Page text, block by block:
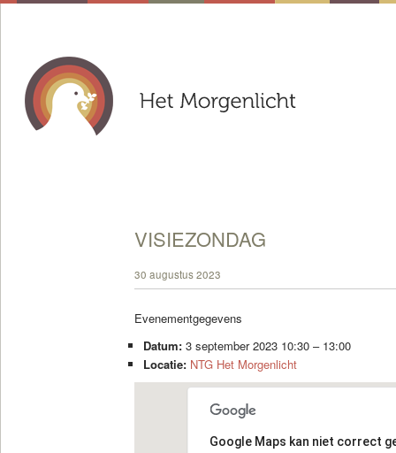
VISIEZONDAG
30 augustus 2023
Evenementgegevens
Datum: 3 september 2023 10:30– 13:00
Locatie: NTG Het Morgenlicht
Google Maps kan niet correct